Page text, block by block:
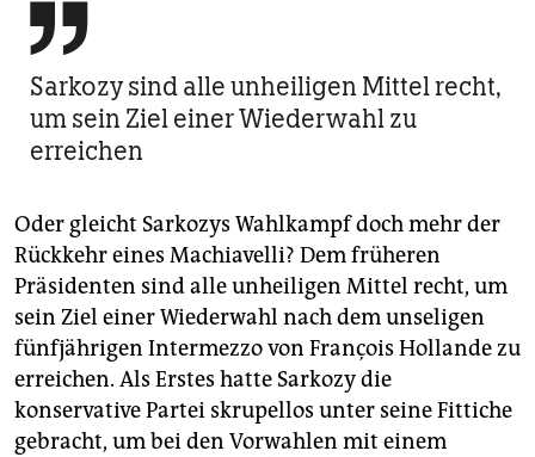

Sarkozy sind alle unheiligen Mittel recht,
um sein Ziel einer Wiederwahl zu
erreichen
Oder gleicht Sarkozys Wahlkampf doch mehr der
Rückkehr eines Machia­velli? Dem früheren
Präsidenten sind alle unheiligen Mittel recht, um
sein Ziel einer Wiederwahl nach dem unseligen
fünfjährigen Intermezzo von François Hollande zu
erreichen. Als Erstes hatte Sarkozy die
konservative Partei skrupellos unter seine Fittiche
gebracht, um bei den Vorwahlen mit einem